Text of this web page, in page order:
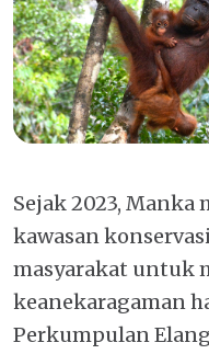
Sejak 2023,
kawasan
masyarakat untuk
keanekaragaman
Perkumpulan